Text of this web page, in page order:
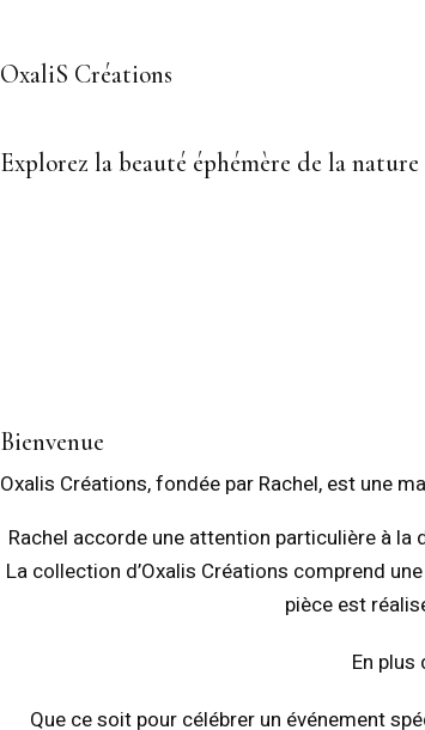
OxaliS Créations
Explorez la beauté éphémère de la
Bienvenue
Oxalis Créations, fondée par Rachel, est une
Rachel accorde une attention particulière à
La collection d’Oxalis Créations comprend
pièce est
En
Que ce soit pour célébrer un événement